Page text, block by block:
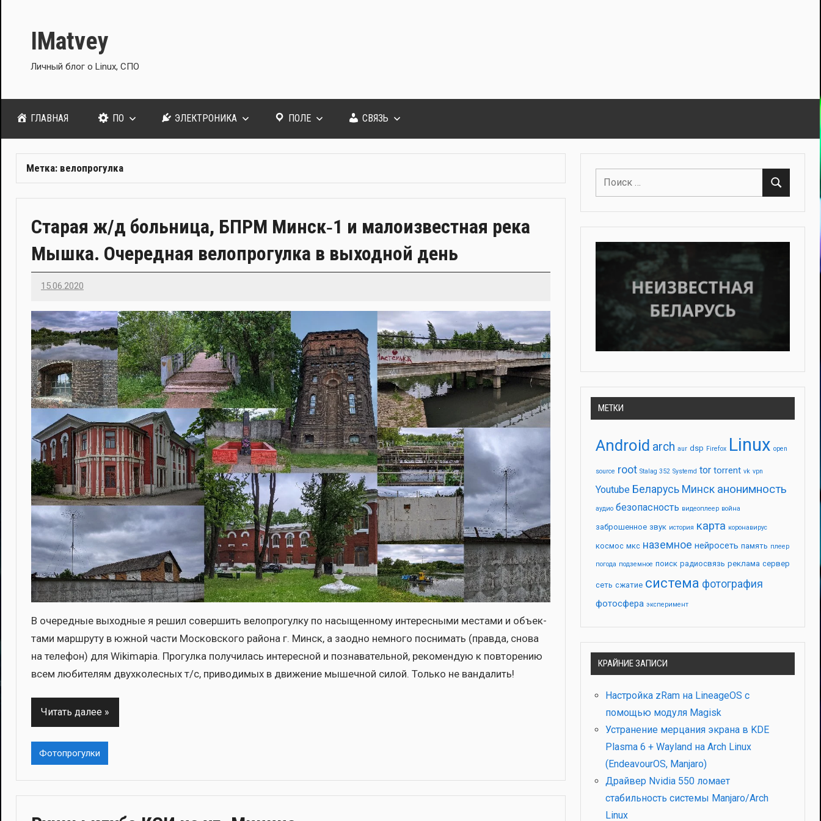
содержимому
IMatvey
Личный блог о Linux, СПО
ГЛАВНАЯ ПО ЭЛЕКТРОНИКА ПОЛЕ СВЯЗЬ
Метка: велопрогулка
Старая ж/д больница, БПРМ Минск‑1 и малоизвестная река
Мышка. Очередная велопрогулка в выходной день
15.06.2020
В оче­ред­ные выход­ные я решил совер­шить вело­про­гул­ку по насы­щен­но­му инте­рес­ны­ми места­ми и объ­ек­
та­ми марш­ру­ту в южной части Мос­ков­ско­го рай­о­на г. Минск, а заод­но немно­го посни­мать (прав­да, сно­ва
на теле­фон) для Wikimapia. Про­гул­ка полу­чи­лась инте­рес­ной и позна­ва­тель­ной, реко­мен­дую к повто­ре­нию
всем люби­те­лям двух­ко­лес­ных т/с, при­во­ди­мых в дви­же­ние мышеч­ной силой. Толь­ко не ван­да­лить!
Читать далее
Фотопрогулки
Поиск
Поиск
МЕТКИ
Android arch aur dsp Firefox Linux open
source root Stalag 352 Systemd tor torrent vk vpn
Youtube Беларусь Минск анонимность
аудио безопасность видеоплеер война
заброшенное звук история карта коронавирус
космос мкс наземное нейросеть память плеер
погода подземное поиск радиосвязь реклама сервер
сеть сжатие система фотография
фотосфера эксперимент
КРАЙНИЕ ЗАПИСИ
Настройка zRam на LineageOS с
помощью модуля Magisk
Устранение мерцания экрана в KDE
Plasma 6 + Wayland на Arch Linux
(EndeavourOS, Manjaro)
Драйвер Nvidia 550 ломает
стабильность системы Manjaro/Arch
Linux